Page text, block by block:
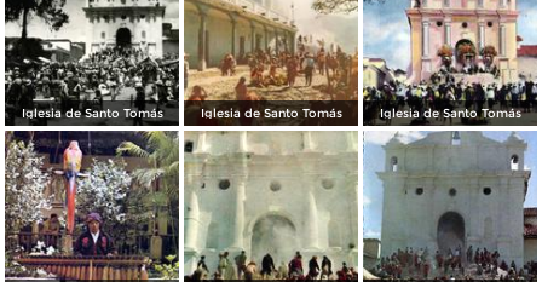
Iglesia de Santo Tomás Iglesia de Santo Tomás Iglesia de Santo Tomás